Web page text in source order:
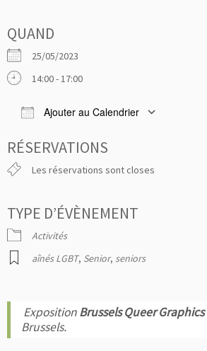
QUAND
25/05/2023
14:00 - 17:00
Ajouter au Calendrier
RÉSERVATIONS
Les réservations sont closes
TYPE D’ÉVÈNEMENT
Activités
aînés LGBT, Senior, seniors
ExpositionBrussels Queer Graphics
Brussels.